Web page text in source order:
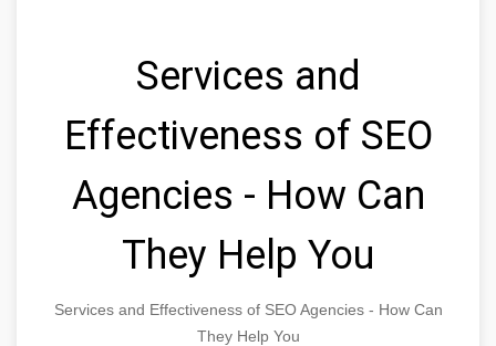
Services and
Effectiveness of SEO
Agencies - How Can
They Help You
Services and Effectiveness of SEO Agencies - How Can
They Help You